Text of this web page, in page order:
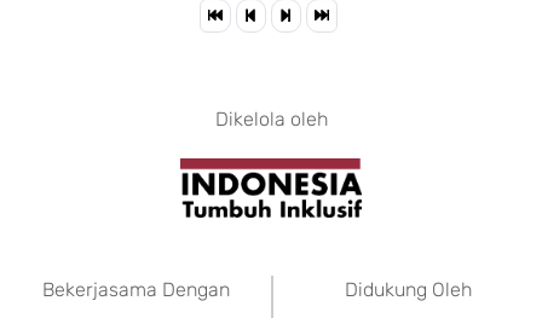
Dikelola oleh
Bekerjasama Dengan Didukung Oleh